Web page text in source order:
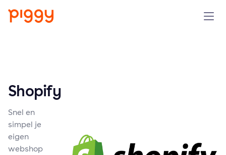
Prijzen
Shopify
Snel en
simpel je
eigen
webshop